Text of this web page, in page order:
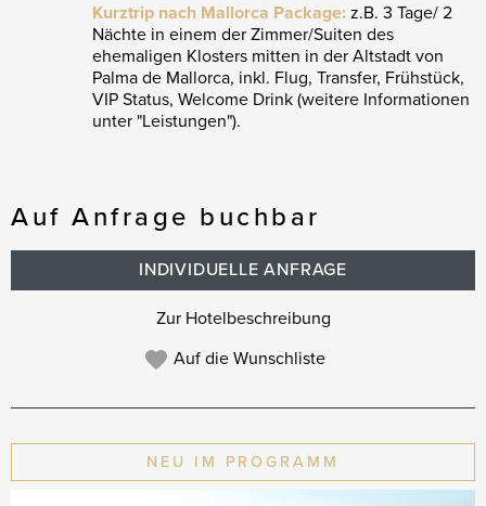
Kurztrip nach Mallorca Package:z.B. 3 Tage/ 2
Nächte in einem der Zimmer/Suiten des
ehemaligen Klosters mitten in der Altstadt von
Palma de Mallorca, inkl. Flug, Transfer, Frühstück,
VIP Status, Welcome Drink (weitere Informationen
unter "Leistungen").
Auf Anfrage buchbar
INDIVIDUELLE ANFRAGE
Zur Hotelbeschreibung
Auf die Wunschliste
NEU IM PROGRAMM